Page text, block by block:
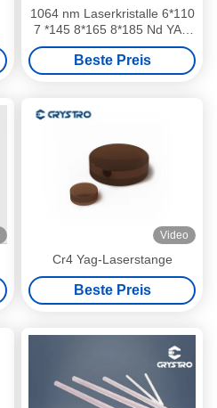
1064 nm Laserkristalle 6*110
7 *145 8*165 8*185 Nd YAG
Laserstab
Beste Preis
Video
Cr4 Yag-Laserstange
Beste Preis